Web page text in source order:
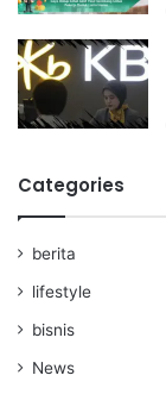
Categories
berita
lifestyle
bisnis
News